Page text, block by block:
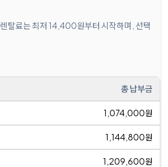
탈료는 최저 14,400원부터 시작하며, 선택
총 납부금
1,074,000원
1,144,800원
1,209,600원